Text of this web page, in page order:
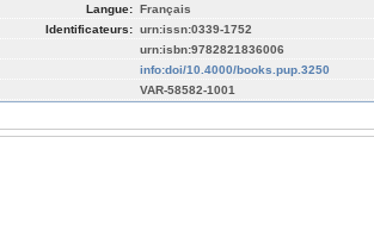
Langue: Français
Identificateurs: urn:issn:0339-1752
urn:isbn:9782821836006
info:doi/10.4000/books.pup.3250
VAR-58582-1001